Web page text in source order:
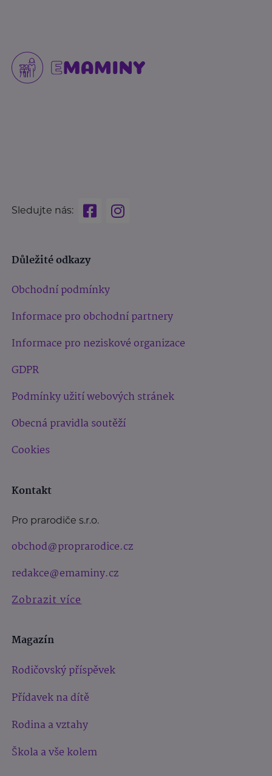
Sledujte nás:
Důležité odkazy
Obchodní podmínky
Informace pro obchodní partnery
Informace pro neziskové organizace
GDPR
Podmínky užití webových stránek
Obecná pravidla soutěží
Cookies
Kontakt
Pro prarodiče s.r.o.
obchod@proprarodice.cz
redakce@emaminy.cz
Zobrazit více
Magazín
Rodičovský příspěvek
Přídavek na dítě
Rodina a vztahy
Škola a vše kolem